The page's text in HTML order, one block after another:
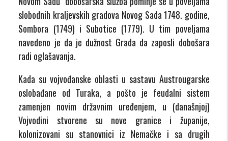
slobodnih kraljevskih gradova Novog Sada 1748. godine,
Sombora (1749) i Subotice (1779). U tim poveljama
navedeno je da je dužnost Grada da zaposli dobošara
radi oglašavanja.
Kada su vojvođanske oblasti u sastavu Austrougarske
oslobađane od Turaka, a pošto je feudalni sistem
zamenjen novim državnim uređenjem, u (današnjoj)
Vojvodini stvorene su nove granice i županije,
kolonizovani su stanovnici iz Nemačke i sa drugih